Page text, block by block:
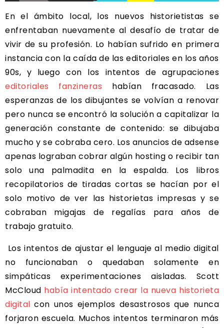
En el ámbito local, los nuevos historietistas se
enfrentaban nuevamente al desafío de tratar de
vivir de su profesión. Lo habían sufrido en primera
instancia con la caída de las editoriales en los años
90s, y luego con los intentos de agrupaciones
editoriales fanzineras habían fracasado. Las
esperanzas de los dibujantes se volvían a renovar
pero nunca se encontró la solución a capitalizar la
generación constante de contenido: se dibujaba
mucho y se cobraba cero. Los anuncios de adsense
apenas lograban cobrar algún hosting o recibir tan
solo una palmadita en la espalda. Los libros
recopilatorios de tiradas cortas se hacían por el
solo motivo de ver las historietas impresas y se
cobraban migajas de regalías para años de
trabajo gratuito.
Los intentos de ajustar el lenguaje al medio digital
no funcionaban o quedaban solamente en
simpáticas experimentaciones aisladas. Scott
McCloud había intentado crear la nueva historieta
digital con unos ejemplos desastrosos que nunca
forjaron escuela. Muchos intentos terminaron más